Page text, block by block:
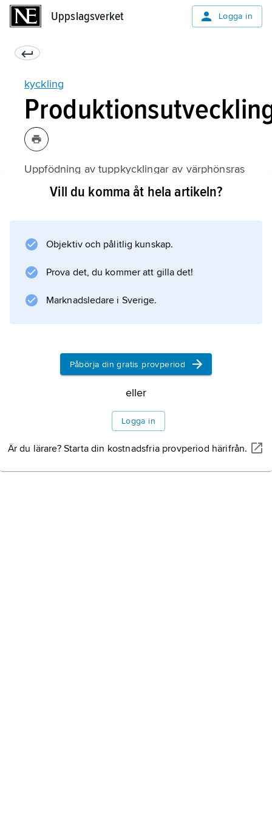
Uppslagsverket Logga in
kyckling
Uppfödning av tuppkycklingar av värphönsras
var tidigare den enda formen av
uppstod i slutet av 1920-talet i USA. Bland
förutsättningarna var upptäckten av att
vitaminkälla – uppfödningen kunde
Vill du komma åt hela artikeln?
Objektiv och pålitlig kunskap.
Prova det, du kommer att gilla det!
Marknadsledare i Sverige.
Påbörja din gratis provperiod
eller
Logga in
Är du lärare? Starta din kostnadsfria provperiod härifrån.